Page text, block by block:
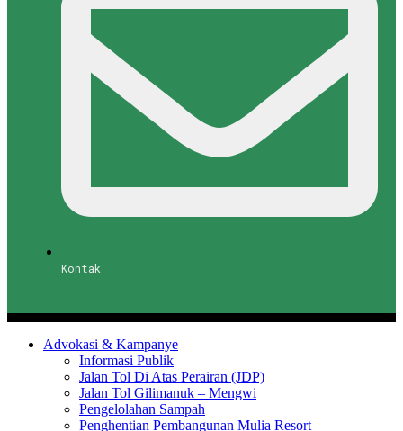
Kontak
Advokasi & Kampanye
Informasi Publik
Jalan Tol Di Atas Perairan (JDP)
Jalan Tol Gilimanuk – Mengwi
Pengelolahan Sampah
Penghentian Pembangunan Mulia Resort